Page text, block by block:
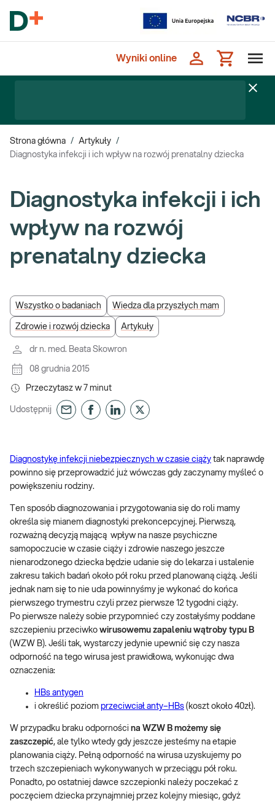
Wyniki online
Strona główna / Artykuły /
Diagnostyka infekcji i ich wpływ na rozwój prenatalny dziecka
Diagnostyka infekcji i ich
wpływ na rozwój
prenatalny dziecka
Wszystko o badaniach Wiedza dla przyszłych mam
Zdrowie i rozwój dziecka Artykuły
dr n. med. Beata Skowron
08 grudnia 2015
Przeczytasz w 7 minut
Udostępnij
Diagnostykę infekcji niebezpiecznych w czasie ciąży tak naprawdę
powinno się przeprowadzić już wówczas gdy zaczynamy myśleć o
powiększeniu rodziny.
Ten sposób diagnozowania i przygotowania się do roli mamy
określa się mianem diagnostyki prekoncepcyjnej. Pierwszą,
rozważną decyzją mającą wpływ na nasze psychiczne
samopoczucie w czasie ciąży i zdrowie naszego jeszcze
nienarodzonego dziecka będzie udanie się do lekarza i ustalenie
zakresu takich badań około pół roku przed planowaną ciążą. Jeśli
jednak nam się to nie uda powinnyśmy je wykonać do końca
pierwszego trymestru czyli przez pierwsze 12 tygodni ciąży.
Po pierwsze należy sobie przypomnieć czy zostałyśmy poddane
szczepieniu przeciwko wirusowemu zapaleniu wątroby typu B
(WZW B). Jeśli tak, wystarczy jedynie upewnić się czy nasza
odporność na tego wirusa jest prawidłowa, wykonując dwa
oznaczenia:
HBs antygen
i określić poziom przeciwciał anty–HBs (koszt około 40zł).
W przypadku braku odporności na WZW B możemy się
zaszczepić, ale tylko wtedy gdy jeszcze jesteśmy na etapie
planowania ciąży. Pełną odporność na wirusa uzyskujemy po
trzech szczepieniach wykonywanych w przeciągu pół roku.
Ponadto, po ostatniej dawce szczepionki należy poczekać z
poczęciem dziecka przynajmniej przez kolejny miesiąc, gdyż